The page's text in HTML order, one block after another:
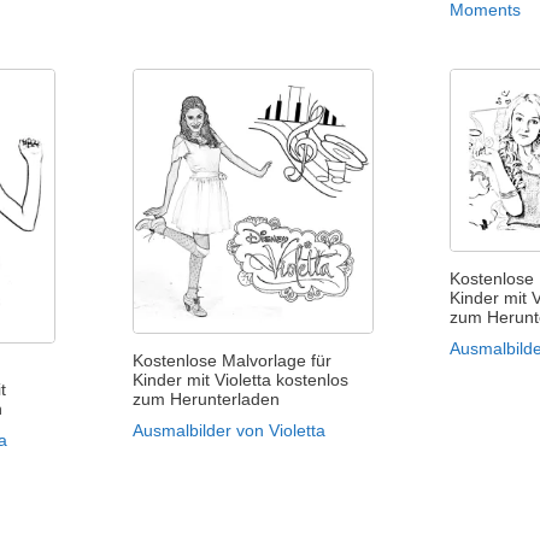
Moments
Kostenlose Malvorlage für
Kinder mit Violetta kostenlos
zum Herunterladen
Ausmalbilder von Violetta
Kinder mit
zum